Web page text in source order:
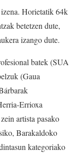
Horietatik 64k
betetzen dute,
izango dute.
batek (SUA
(Gaua
Errioxa
artista pasako
Barakaldoko
kategoriako